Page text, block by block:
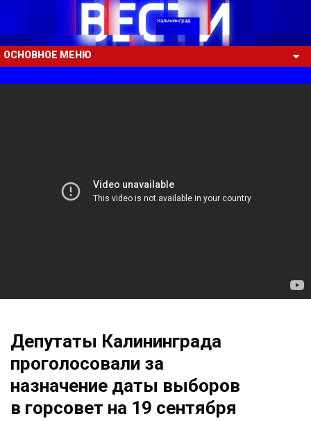
ОСНОВНОЕ МЕНЮ
Депутаты Калининграда
проголосовали за
назначение даты выборов
в горсовет на 19 сентября